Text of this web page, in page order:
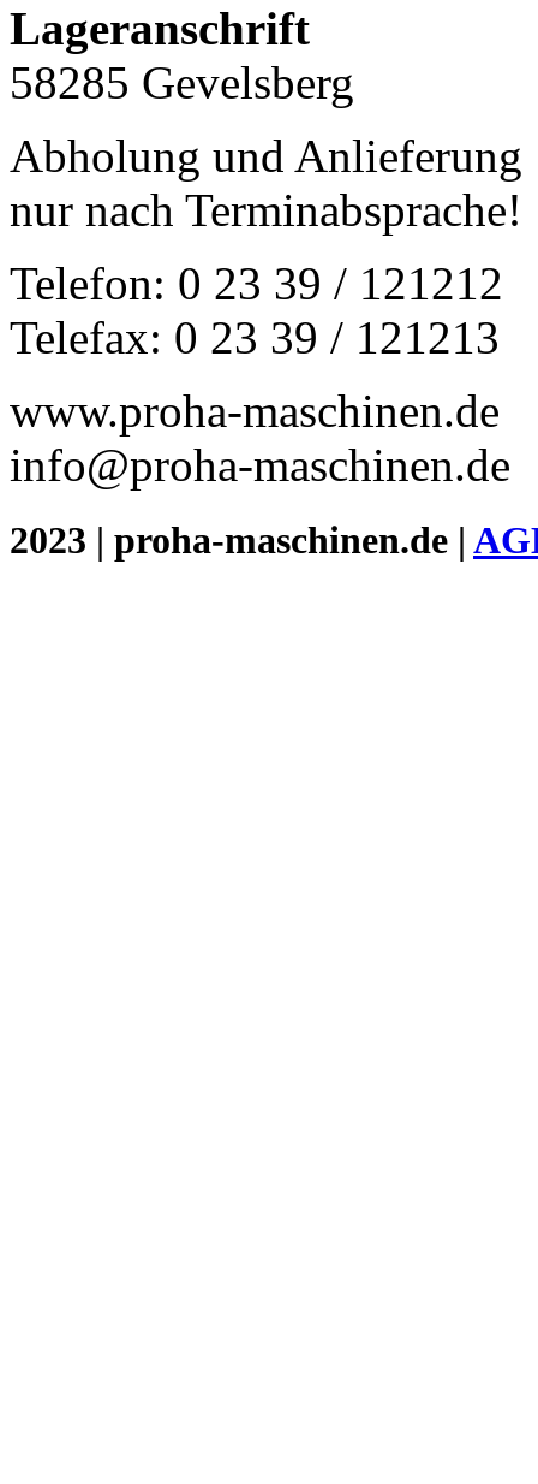
Lageranschrift
58285 Gevelsberg
Abholung und Anlieferung
nur nach Terminabsprache!
Telefon: 0 23 39 / 121212
Telefax: 0 23 39 / 121213
www.proha-maschinen.de
info@proha-maschinen.de
2023 | proha-maschinen.de |